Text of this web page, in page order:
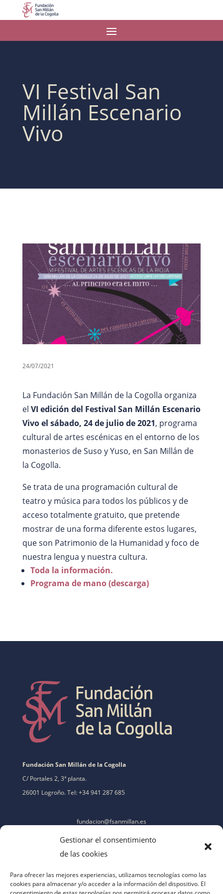
Gestionar el consentimiento
de las cookies
Para ofrecer las mejores experiencias, utilizamos tecnologías como las
cookies para almacenar y/o acceder a la información del dispositivo. El
VI Festival San
Millán Escenario
Vivo
24/07/2021
La Fundación San Millán de la Cogolla organiza
el VI edición del Festival San Millán Escenario
Vivo el sábado, 24 de julio de 2021, programa
cultural de artes escénicas en el entorno de los
monasterios de Suso y Yuso, en San Millán de
la Cogolla.
Se trata de una programación cultural de
teatro y música para todos los públicos y de
acceso totalmente gratuito, que pretende
mostrar de una forma diferente estos lugares,
que son Patrimonio de la Humanidad y foco de
nuestra lengua y nuestra cultura.
Toda la información.
Programa de mano (descarga)
Fundación San Millán de la Cogolla
C/ Portales 2, 3ª planta.
26001 Logroño. Tel: +34 941 287 685
fundacion@fsanmillan.es